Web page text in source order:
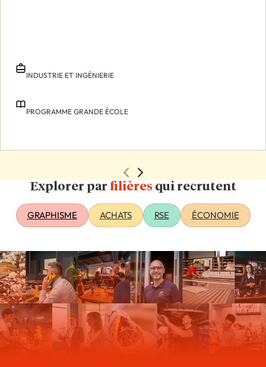
INDUSTRIE ET INGÉNIERIE
PROGRAMME GRANDE ÉCOLE
Explorer par filières qui recrutent
GRAPHISME ACHATS RSE ÉCONOMIE